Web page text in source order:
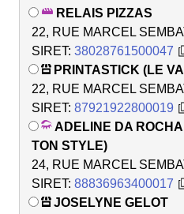
RELAIS PIZZAS
22, RUE MARCEL
SIRET: 38028761500047
PRINTASTICK (LE
22, RUE MARCEL
SIRET: 87921922800019
ADELINE DA
TON STYLE)
24, RUE MARCEL
SIRET: 88836963400017
JOSELYNE GELOT